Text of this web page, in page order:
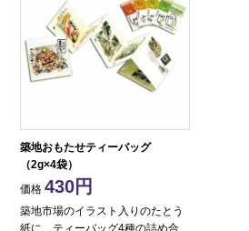
築地おもたせティーバッグ
（2g×4袋）
価格 430
築地市場のイラスト入りのたとう
紙に、ティーバッグ4種の詰め合